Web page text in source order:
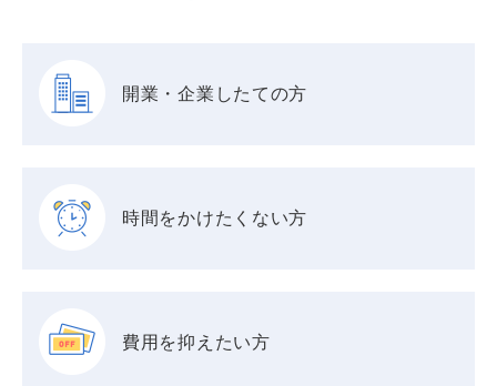
開業・企業したての方
時間をかけたくない方
費用を抑えたい方